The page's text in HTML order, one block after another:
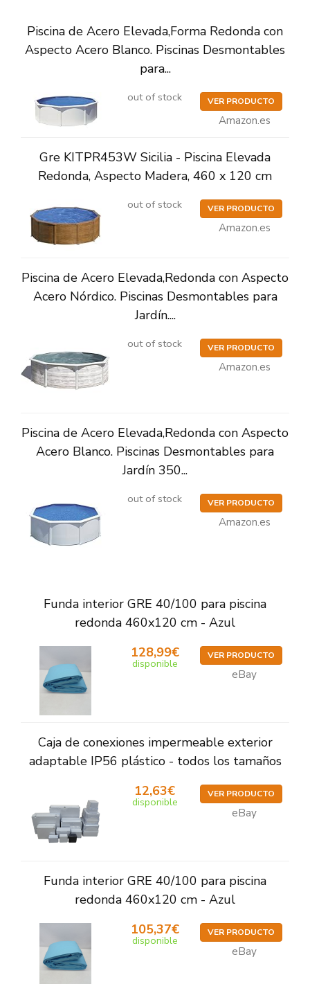
Piscina de Acero Elevada,Forma Redonda con
Aspecto Acero Blanco. Piscinas Desmontables
para...
out of stock VER PRODUCTO
Amazon.es
Gre KITPR453W Sicilia - Piscina Elevada
Redonda, Aspecto Madera, 460 x 120 cm
out of stock VER PRODUCTO
Amazon.es
Piscina de Acero Elevada,Redonda con Aspecto
Acero Nórdico. Piscinas Desmontables para
Jardín....
out of stock VER PRODUCTO
Amazon.es
Piscina de Acero Elevada,Redonda con Aspecto
Acero Blanco. Piscinas Desmontables para
Jardín 350...
out of stock VER PRODUCTO
Amazon.es
Funda interior GRE 40/100 para piscina
redonda 460x120 cm - Azul
128,99€
disponible
VER PRODUCTO
eBay
Caja de conexiones impermeable exterior
adaptable IP56 plástico - todos los tamaños
12,63€
disponible
VER PRODUCTO
eBay
Funda interior GRE 40/100 para piscina
redonda 460x120 cm - Azul
105,37€
disponible
VER PRODUCTO
eBay